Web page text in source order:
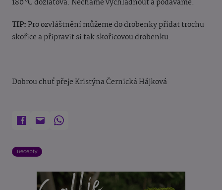
180 °C dozlatova. Necháme vychladnout a podáváme.
TIP:Pro ozvláštnění můžeme do drobenky přidat trochu
skořice a připravit si tak skořicovou drobenku.
Dobrou chuť přeje Kristýna Černická Hájková
Recepty